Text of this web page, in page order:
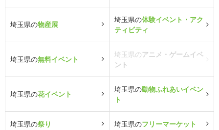
埼玉県の物産展
埼玉県の体験イベント・アク
ティビティ
埼玉県の無料イベント
埼玉県のアニメ・ゲームイベ
ント
埼玉県の花イベント
埼玉県の動物ふれあいイベン
ト
埼玉県の祭り 埼玉県のフリーマーケット